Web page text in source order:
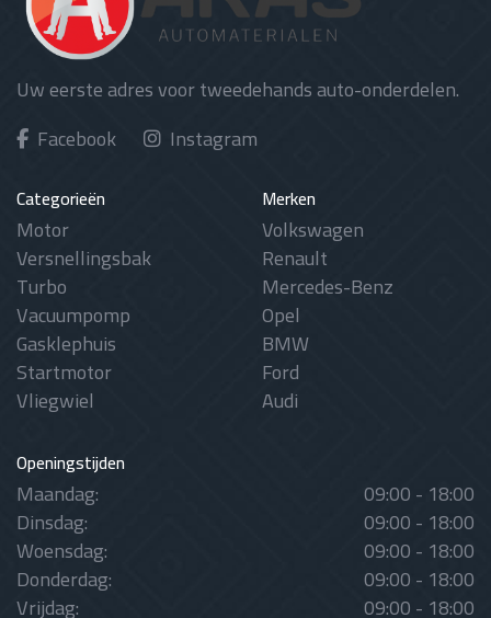
Uw eerste adres voor tweedehands auto-onderdelen.
Facebook
Instagram
Categorieën
Motor
Versnellingsbak
Turbo
Vacuumpomp
Gasklephuis
Startmotor
Vliegwiel
Merken
Volkswagen
Renault
Mercedes-Benz
Opel
BMW
Ford
Audi
Openingstijden
Maandag: 09:00 - 18:00
Dinsdag: 09:00 - 18:00
Woensdag: 09:00 - 18:00
Donderdag: 09:00 - 18:00
Vrijdag: 09:00 - 18:00